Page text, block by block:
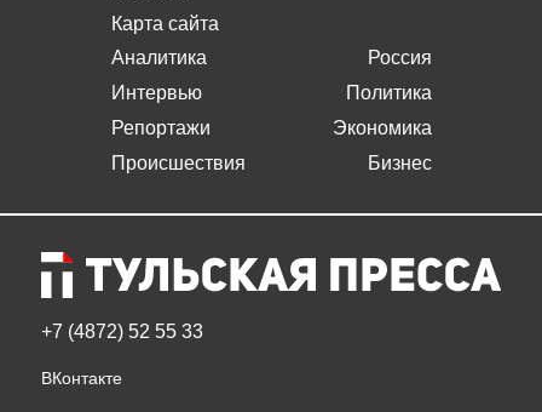
Карта сайта
Аналитика
Интервью
Репортажи
Происшествия
Россия
Политика
Экономика
Бизнес
+7 (4872) 52 55 33
ВКонтакте